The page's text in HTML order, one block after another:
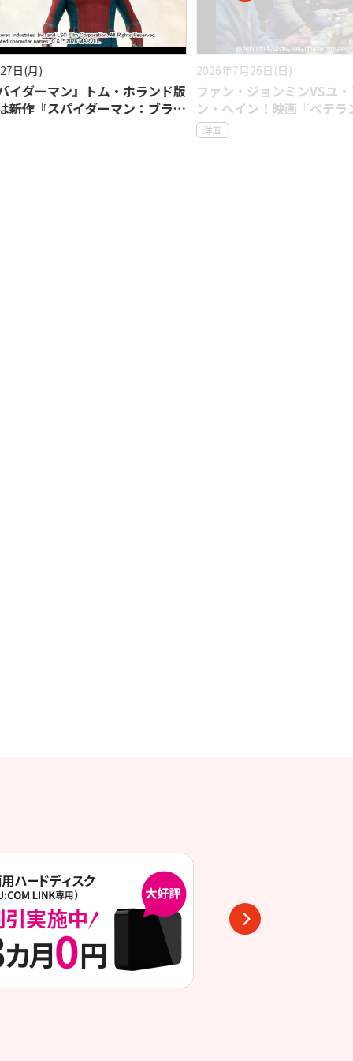
日(日)
ョンミンVSユ・アイン、チョ
！映画『ベテラン』シリーズが
2026年7月10日(金)
『ハイスクール・ミュー
ゆりやんレトリィバァ
ー洋画